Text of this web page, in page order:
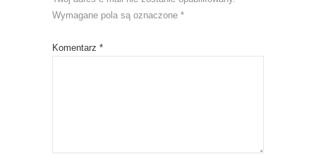
Wymagane pola są oznaczone *
Komentarz *